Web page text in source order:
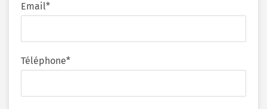
Email*
Téléphone*